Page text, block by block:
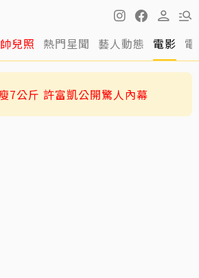
兒照 熱門星聞 藝人動態 電影
7公斤 許富凱公開驚人內幕